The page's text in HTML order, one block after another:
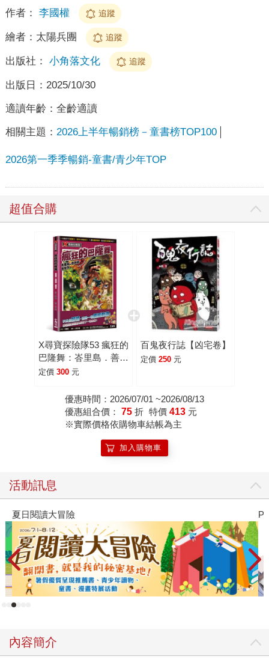
作者： 李國權 追蹤
繪者： 太陽兵團 追蹤
出版社： 小角落文化 追蹤
出版日： 2025/10/30
適讀年齡： 全齡適讀
相關主題： 2026上半年暢銷榜－童書榜TOP100
2026第一季季暢銷-童書/青少年TOP
超值合購
X尋寶探險隊53 瘋狂的
巴隆舞：峇里島．善與
惡．狙擊手
定價 300 元
百鬼夜行誌【凶宅卷】
定價 250 元
優惠時間：2026/07/01 ~2026/08/13
優惠組合價： 75 折 特價 413 元
※實際價格依購物車結帳為主
加入購物車
活動訊息
夏日閱讀大冒險
內容簡介